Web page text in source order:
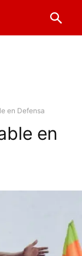
en Defensa
en